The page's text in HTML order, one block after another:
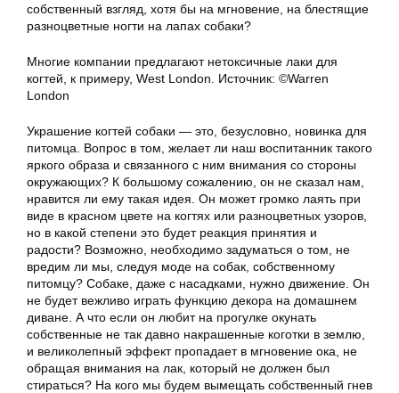
собственный взгляд, хотя бы на мгновение, на блестящие
разноцветные ногти на лапах собаки?
Многие компании предлагают нетоксичные лаки для
когтей, к примеру, West London. Источник: ©Warren
London
Украшение когтей собаки — это, безусловно, новинка для
питомца. Вопрос в том, желает ли наш воспитанник такого
яркого образа и связанного с ним внимания со стороны
окружающих? К большому сожалению, он не сказал нам,
нравится ли ему такая идея. Он может громко лаять при
виде в красном цвете на когтях или разноцветных узоров,
но в какой степени это будет реакция принятия и
радости? Возможно, необходимо задуматься о том, не
вредим ли мы, следуя моде на собак, собственному
питомцу? Собаке, даже с насадками, нужно движение. Он
не будет вежливо играть функцию декора на домашнем
диване. А что если он любит на прогулке окунать
собственные не так давно накрашенные коготки в землю,
и великолепный эффект пропадает в мгновение ока, не
обращая внимания на лак, который не должен был
стираться? На кого мы будем вымещать собственный гнев